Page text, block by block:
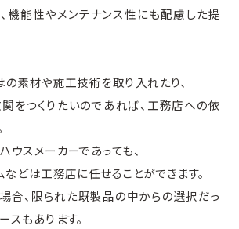
機能性やメンテナンス性にも配慮した提
の素材や施工技術を取り入れたり、
をつくりたいのであれば、工務店への依
ウスメーカーであっても、
などは工務店に任せることができます。
合、限られた既製品の中からの選択だっ
スもあります。